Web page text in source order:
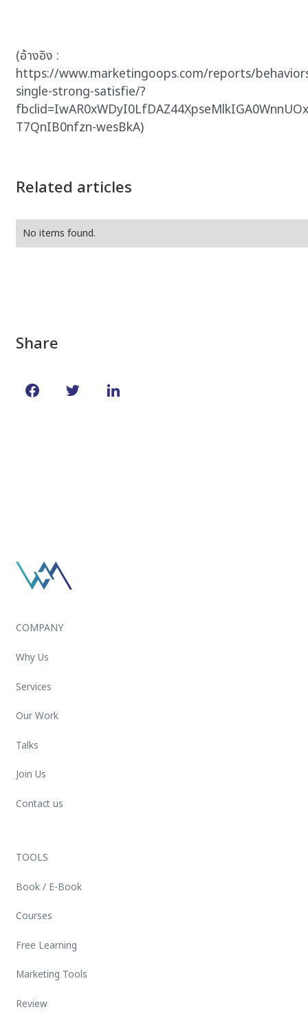
(อ้างอิง :
https://www.marketingoops.com/reports/
single-strong-satisfie/?
T7QnIB0nfzn-wesBkA)
Related articles
No items found.
Share
COMPANY
Why Us
Services
Our Work
Talks
Join Us
Contact us
TOOLS
Book / E-Book
Courses
Free Learning
Marketing Tools
Review